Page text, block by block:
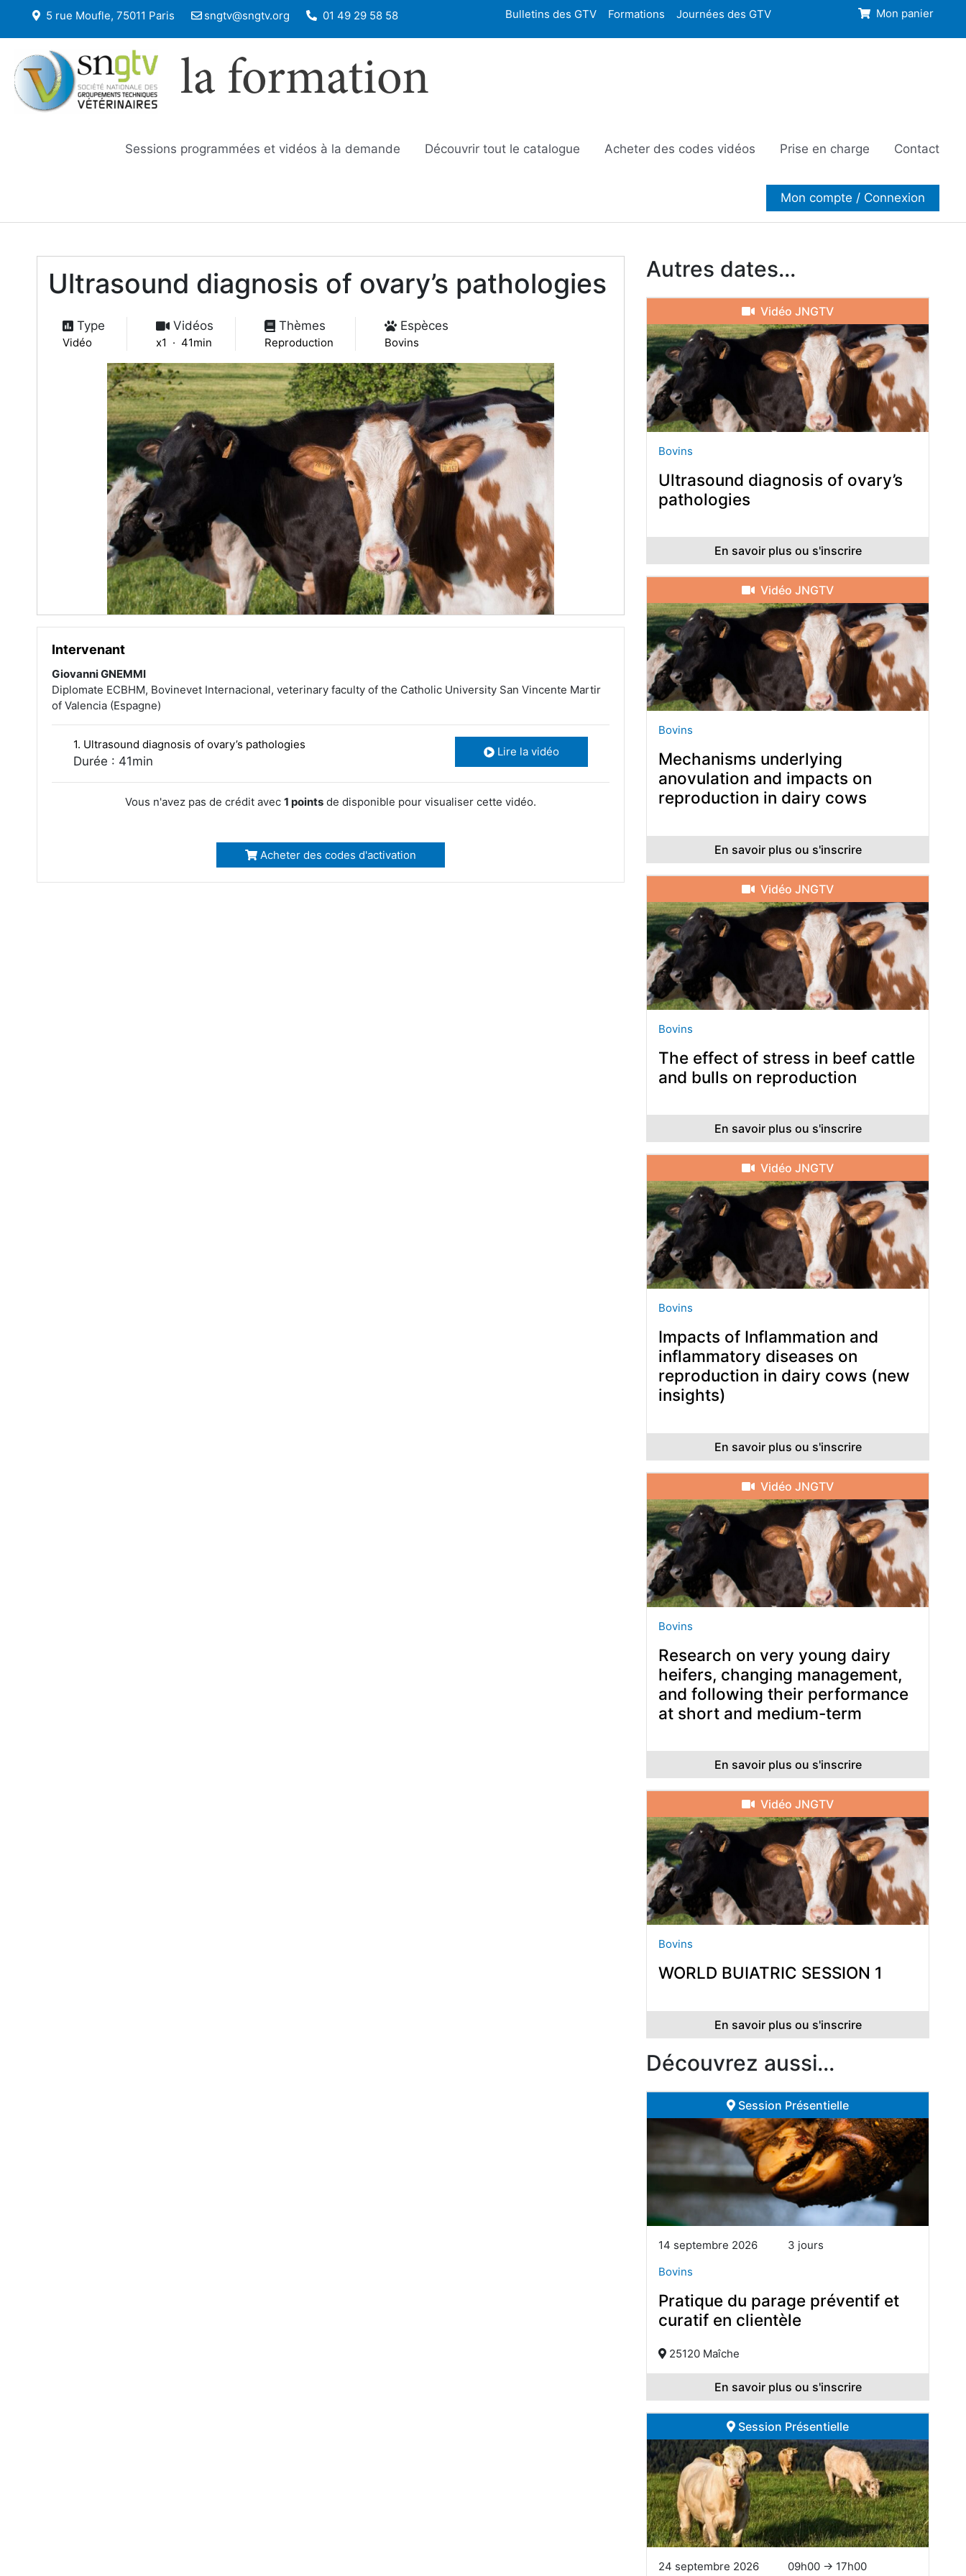
5 rue Moufle, 75011 Paris sngtv@sngtv.org 01 49 29 58 58 Bulletins des GTV Formations Journées des GTV Mon panier
la formation
Sessions programmées et vidéos à la demande Découvrir tout le catalogue Acheter des codes vidéos Prise en charge Contact
Mon compte / Connexion
Ultrasound diagnosis of ovary’s pathologies
Type
Vidéo
Vidéos
x1 · 41min
Thèmes
Reproduction
Espèces
Bovins
Intervenant
Giovanni GNEMMI
Diplomate ECBHM, Bovinevet Internacional, veterinary faculty of the Catholic University San Vincente Martir
of Valencia (Espagne)
1. Ultrasound diagnosis of ovary’s pathologies
Durée : 41min
Lire la vidéo
Vous n'avez pas de crédit avec 1 points de disponible pour visualiser cette vidéo.
Acheter des codes d'activation
Autres dates...
Vidéo JNGTV
Bovins
Ultrasound diagnosis of ovary’s
pathologies
En savoir plus ou s'inscrire
Vidéo JNGTV
Bovins
Mechanisms underlying
anovulation and impacts on
reproduction in dairy cows
En savoir plus ou s'inscrire
Vidéo JNGTV
Bovins
The effect of stress in beef cattle
and bulls on reproduction
En savoir plus ou s'inscrire
Vidéo JNGTV
Bovins
Impacts of Inflammation and
inflammatory diseases on
reproduction in dairy cows (new
insights)
En savoir plus ou s'inscrire
Vidéo JNGTV
Bovins
Research on very young dairy
heifers, changing management,
and following their performance
at short and medium-term
En savoir plus ou s'inscrire
Vidéo JNGTV
Bovins
WORLD BUIATRIC SESSION 1
En savoir plus ou s'inscrire
Découvrez aussi...
Session Présentielle
14 septembre 2026
3 jours
Bovins
Pratique du parage préventif et
curatif en clientèle
25120 Maîche
En savoir plus ou s'inscrire
Session Présentielle
24 septembre 2026 09h00 → 17h00